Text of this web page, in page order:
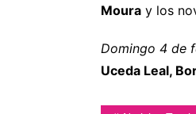
Moura y los
Domingo 4 de
Uceda Leal,